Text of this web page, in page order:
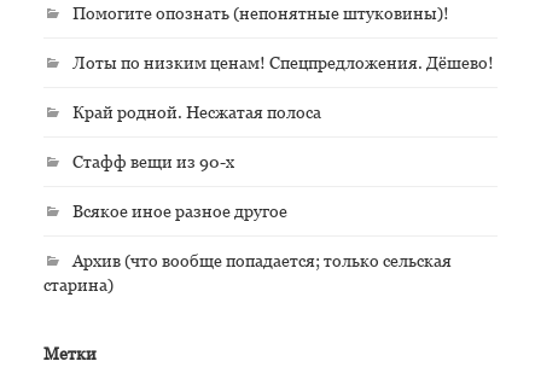
Помогите опознать (непонятные штуковины)!
Лоты по низким ценам! Спецпредложения. Дёшево!
Край родной. Несжатая полоса
Стафф вещи из 90-х
Всякое иное разное другое
Архив (что вообще попадается; только сельская
старина)
Метки